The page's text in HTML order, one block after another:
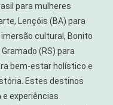
A
Alma
Feminina
para mulheres
Lençóis (BA) para
cultural, Bonito
(RS) para
bem-estar holístico e
Estes destinos
experiências